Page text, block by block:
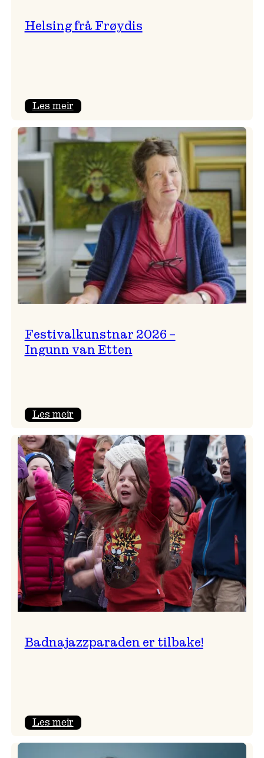
Helsing frå Frøydis
Les meir:
frå
Frøydis
Festivalkunstnar 2026 –
Ingunn van Etten
Les meir:
2026
–
Ingunn van Etten
Badnajazzparaden er tilbake!
Les meir: